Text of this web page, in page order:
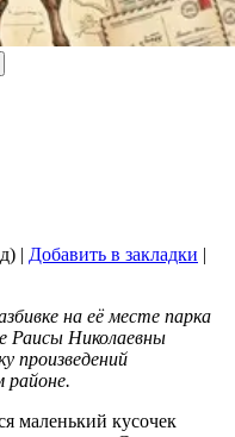
| Добавить в закладки |
на её месте парка
Раисы Николаевны
произведений
районе.
маленький кусочек